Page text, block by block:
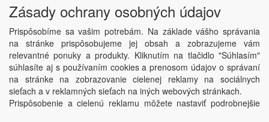
Copyright © DAMONAX s.r.o.2026
Powered by ABRA
Zásady ochrany osobných údajov
Prispôsobíme sa vašim potrebám. Na základe vášho správania
na stránke prispôsobujeme jej obsah a zobrazujeme vám
relevantné ponuky a produkty. Kliknutím na tlačidlo "Súhlasím"
súhlasíte aj s používaním cookies a prenosom údajov o správaní
na stránke na zobrazovanie cielenej reklamy na sociálnych
sieťach a v reklamných sieťach na iných webových stránkach.
Prispôsobenie a cielenú reklamu môžete nastaviť podrobnejšie